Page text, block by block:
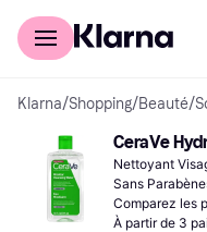
Acheter avec Klarna
Klarna/Shopping/Beauté/
CeraVe
Nettoyant
Sans
Antioxydants,
Comparez les
À partir de 3